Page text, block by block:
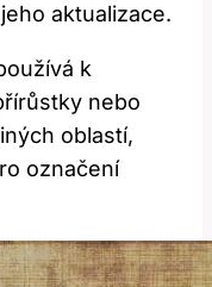
aktualizace.
k
nebo
oblastí,
označení